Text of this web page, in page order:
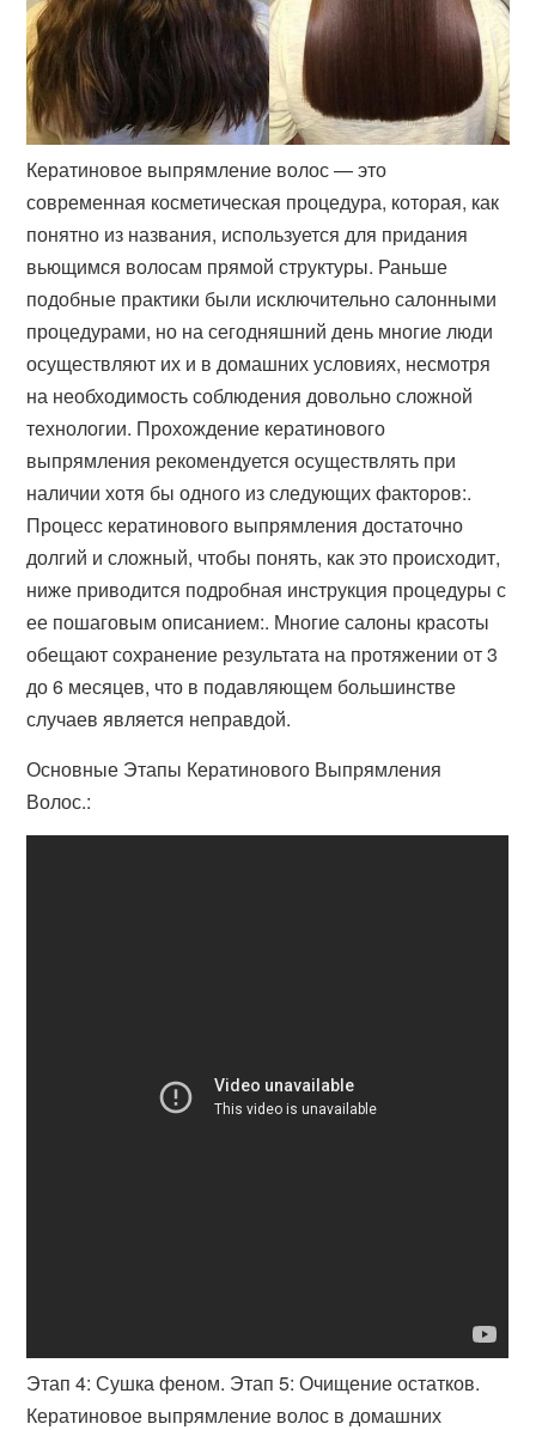
Кератиновое выпрямление волос — это
современная косметическая процедура, которая, как
понятно из названия, используется для придания
вьющимся волосам прямой структуры. Раньше
подобные практики были исключительно салонными
процедурами, но на сегодняшний день многие люди
осуществляют их и в домашних условиях, несмотря
на необходимость соблюдения довольно сложной
технологии. Прохождение кератинового
выпрямления рекомендуется осуществлять при
наличии хотя бы одного из следующих факторов:.
Процесс кератинового выпрямления достаточно
долгий и сложный, чтобы понять, как это происходит,
ниже приводится подробная инструкция процедуры с
ее пошаговым описанием:. Многие салоны красоты
обещают сохранение результата на протяжении от 3
до 6 месяцев, что в подавляющем большинстве
случаев является неправдой.
Основные Этапы Кератинового Выпрямления
Волос.:
Этап 4: Сушка феном. Этап 5: Очищение остатков.
Кератиновое выпрямление волос в домашних